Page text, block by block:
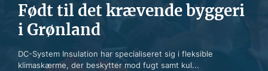
Født til det krævende byggeri
i Grønland
DC-System Insulation har specialiseret sig i fleksible
klimaskærme, der beskytter mod fugt samt kul...